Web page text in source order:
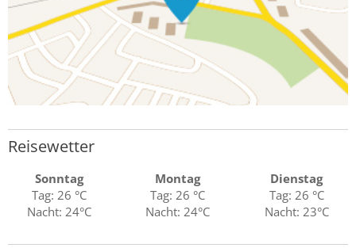
Reisewetter
Sonntag
Tag: 26 °C
Nacht: 24°C
Montag
Tag: 26 °C
Nacht: 24°C
Dienstag
Tag: 26 °C
Nacht: 23°C